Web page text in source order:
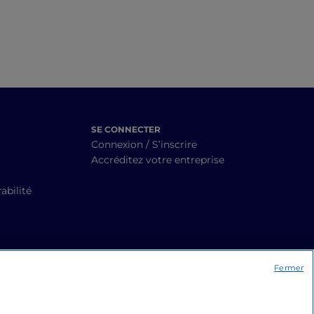
SE CONNECTER
Connexion / S’inscrire
Accréditez votre entreprise
Fermer